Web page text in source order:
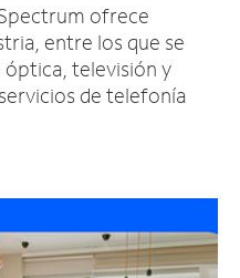
ofrece
entre los que se
televisión y
de telefonía